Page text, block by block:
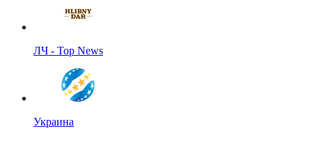
ЛЧ - Top News
Украина